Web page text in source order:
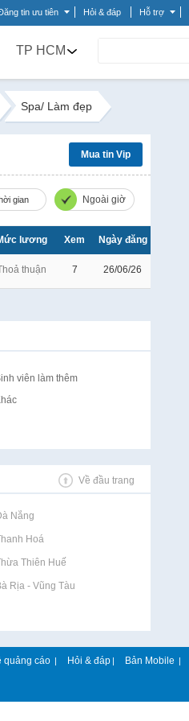
tin ưu tiên Hỏi & đáp Hỗ trợ
TP HCM
Spa/ Làm đẹp
Mua tin Vip
gian Ngoài giờ
lương Xem Ngày đăng
thuận 7 26/06/26
viên làm thêm
Về đầu trang
Nẵng
Hoá
Thiên Huế
Rịa - Vũng Tàu
quảng cáo | Hỏi & đáp | Bản Mobile |